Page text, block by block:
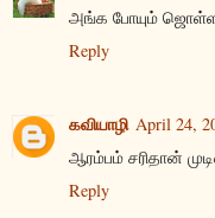
அங்க போயும்
Reply
கவியாழி April 24,
ஆரம்பம் சரிதான்
Reply